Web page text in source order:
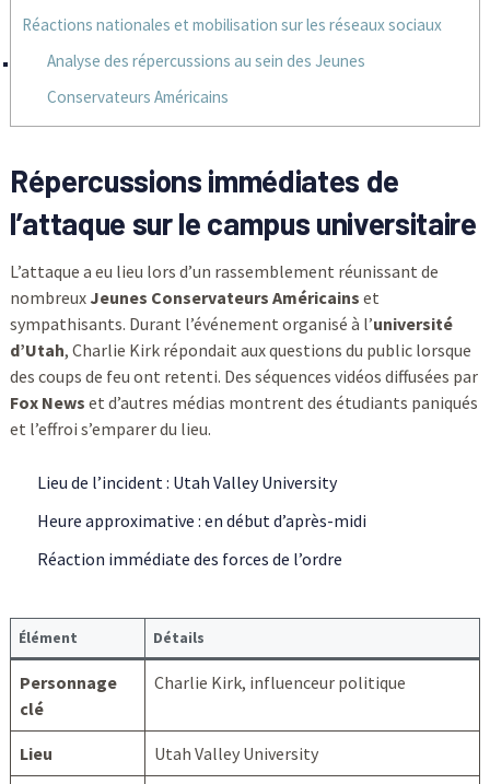
Réactions nationales et mobilisation sur les réseaux sociaux
Analyse des répercussions au sein des Jeunes
Conservateurs Américains
Répercussions immédiates de
l’attaque sur le campus universitaire
L’attaque a eu lieu lors d’un rassemblement réunissant de
nombreux Jeunes Conservateurs Américains et
sympathisants. Durant l’événement organisé à l’université
d’Utah, Charlie Kirk répondait aux questions du public lorsque
des coups de feu ont retenti. Des séquences vidéos diffusées par
Fox News et d’autres médias montrent des étudiants paniqués
et l’effroi s’emparer du lieu.
Lieu de l’incident : Utah Valley University
Heure approximative : en début d’après-midi
Réaction immédiate des forces de l’ordre
Élément Détails
Personnage
clé
Charlie Kirk, influenceur politique
Lieu Utah Valley University